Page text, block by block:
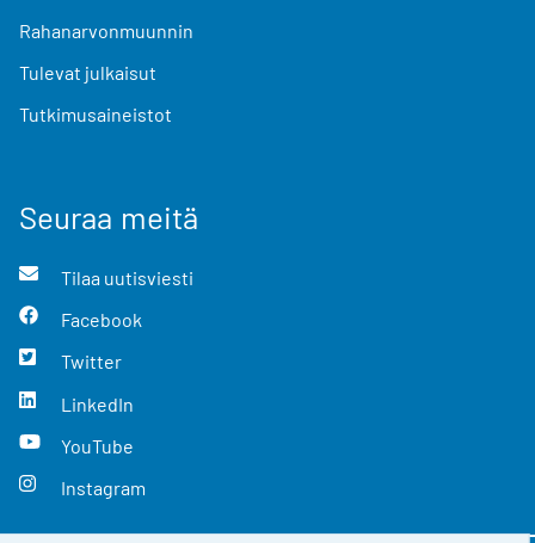
Rahanarvonmuunnin
Tulevat julkaisut
Tutkimusaineistot
Seuraa meitä
Tilaa uutisviesti
Facebook
Twitter
LinkedIn
YouTube
Instagram